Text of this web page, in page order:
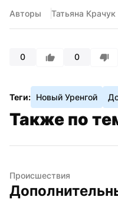
Авторы Татьяна Крачук
0 0
Теги: Новый Уренгой
Также по
Происшествия